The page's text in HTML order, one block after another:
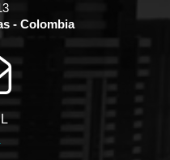
- Colombia